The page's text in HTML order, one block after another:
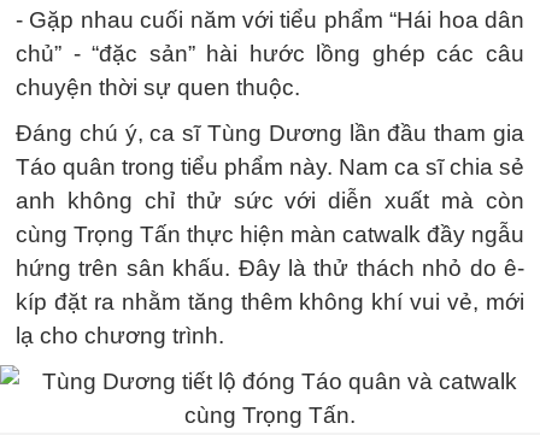
- Gặp nhau cuối năm với tiểu phẩm “Hái hoa dân
chủ” - “đặc sản” hài hước lồng ghép các câu
chuyện thời sự quen thuộc.
Đáng chú ý, ca sĩ Tùng Dương lần đầu tham gia
Táo quân trong tiểu phẩm này. Nam ca sĩ chia sẻ
anh không chỉ thử sức với diễn xuất mà còn
cùng Trọng Tấn thực hiện màn catwalk đầy ngẫu
hứng trên sân khấu. Đây là thử thách nhỏ do ê-
kíp đặt ra nhằm tăng thêm không khí vui vẻ, mới
lạ cho chương trình.